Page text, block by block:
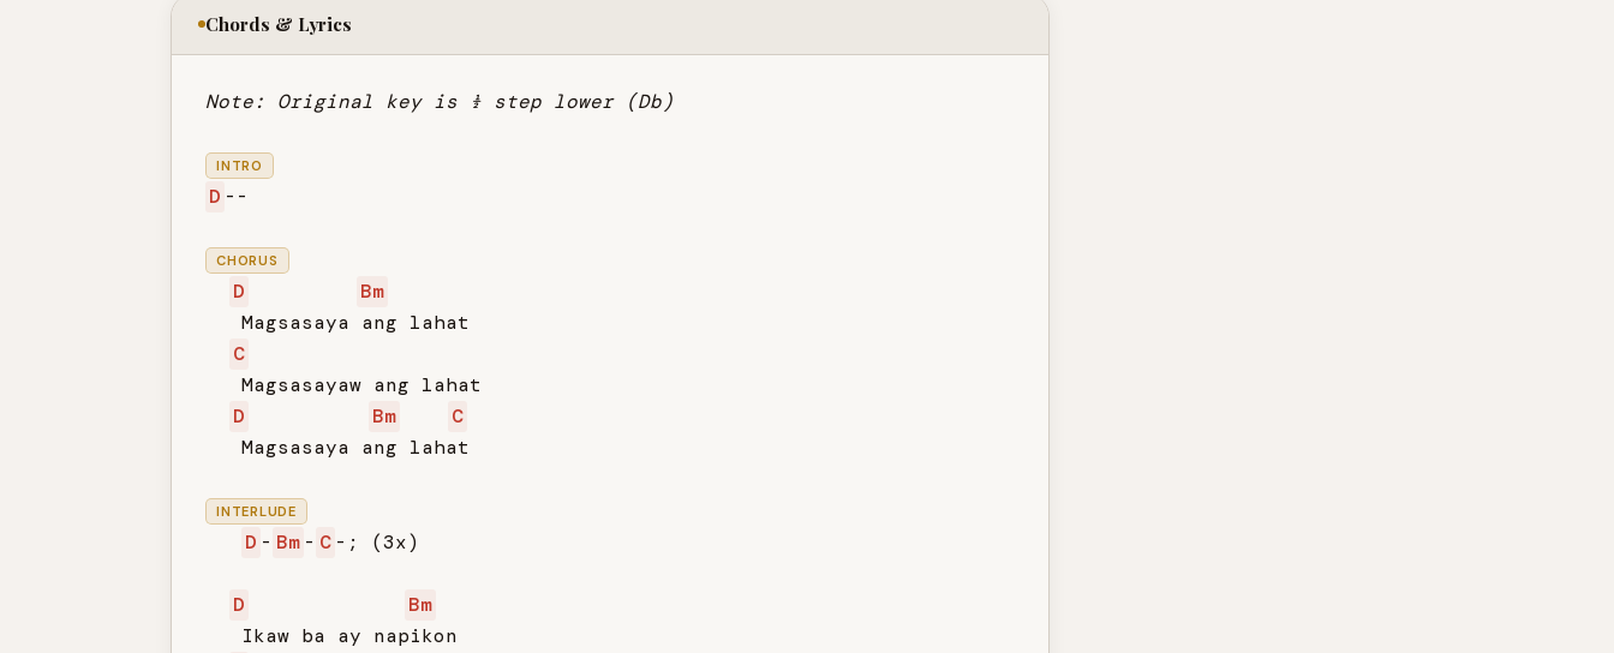
Chords & Lyrics
Note: Original key is ½ step lower (Db)
INTRO
D --
CHORUS
D
Bm
   Magsasaya ang lahat
C
   Magsasayaw ang lahat
D
Bm
C
   Magsasaya ang lahat
INTERLUDE
D - Bm - C -; (3x)
D
Bm
   Ikaw ba ay napikon